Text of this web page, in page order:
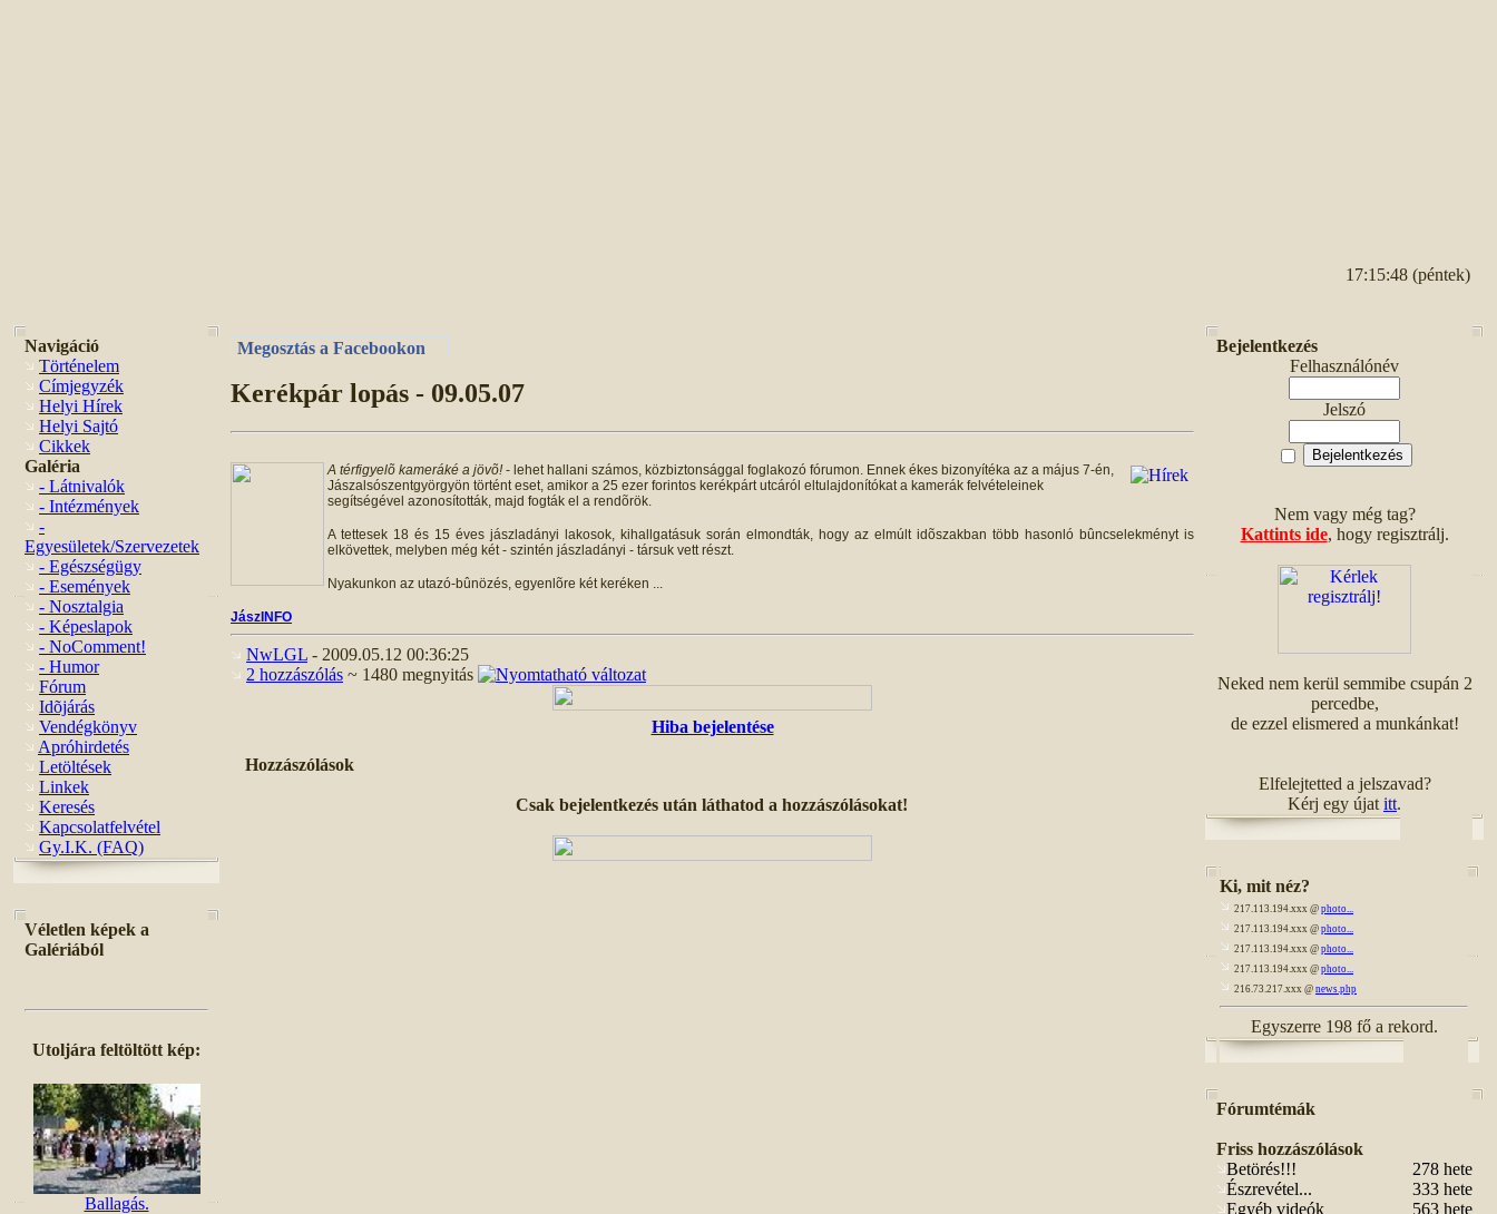
17:15:48 (péntek)
Navigáció
Történelem
Címjegyzék
Helyi Hírek
Helyi Sajtó
Cikkek
Galéria
- Látnivalók
- Intézmények
-
Egyesületek/Szervezetek
- Egészségügy
- Események
- Nosztalgia
- Képeslapok
- NoComment!
- Humor
Fórum
Idõjárás
Vendégkönyv
Apróhirdetés
Letöltések
Linkek
Keresés
Kapcsolatfelvétel
Gy.I.K. (FAQ)
Véletlen képek a
Galériából
Utoljára feltöltött kép:
Ballagás.
Megosztás a Facebookon
Kerékpár lopás - 09.05.07
A térfigyelõ kameráké a jövõ!- lehet hallani számos, közbiztonsággal foglakozó fórumon. Ennek ékes bizonyítéka az a május 7-én,
Jászalsószentgyörgyön történt eset, amikor a 25 ezer forintos kerékpárt utcáról eltulajdonítókat a kamerák felvételeinek
segítségével azonosították, majd fogták el a rendõrök.
A tettesek 18 és 15 éves jászladányi lakosok, kihallgatásuk során elmondták, hogy az elmúlt idõszakban több hasonló bûncselekményt is
elkövettek, melyben még két - szintén jászladányi - társuk vett részt.
Nyakunkon az utazó-bûnözés, egyenlõre két keréken ...
JászINFO
NwLGL - 2009.05.12 00:36:25
2 hozzászólás ~ 1480 megnyitás
Hiba bejelentése
Hozzászólások
Csak bejelentkezés után láthatod a hozzászólásokat!
Bejelentkezés
Felhasználónév
Jelszó
Nem vagy még tag?
Kattints ide, hogy regisztrálj.
Neked nem kerül semmibe csupán 2
percedbe,
de ezzel elismered a munkánkat!
Elfelejtetted a jelszavad?
Kérj egy újat itt.
Ki, mit néz?
217.113.194.xxx @ photo...
217.113.194.xxx @ photo...
217.113.194.xxx @ photo...
217.113.194.xxx @ photo...
216.73.217.xxx @ news.php
Egyszerre 198 fő a rekord.
Fórumtémák
Friss hozzászólások
Betörés!!!
278 hete
Észrevétel...
333 hete
Egyéb videók
563 hete